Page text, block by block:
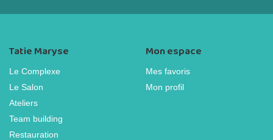
Tatie Maryse
Le Complexe
Le Salon
Ateliers
Team building
Restauration
Mon espace
Mes favoris
Mon profil